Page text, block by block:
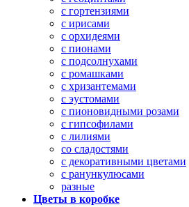
с гортензиями
с ирисами
с орхидеями
с пионами
с подсолнухами
с ромашками
с хризантемами
с эустомами
с пионовидными розами
с гипсофилами
с лилиями
со сладостями
с декоративными цветами
с ранункулюсами
разные
Цветы в коробке